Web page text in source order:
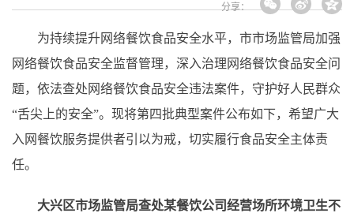
分享：
为持续提升网络餐饮食品安全水平，市市场监管局加强
网络餐饮食品安全监督管理，深入治理网络餐饮食品安全问
题，依法查处网络餐饮食品安全违法案件，守护好人民群众
“舌尖上的安全”。现将第四批典型案件公布如下，希望广大
入网餐饮服务提供者引以为戒，切实履行食品安全主体责
任。
大兴区市场监管局查处某餐饮公司经营场所环境卫生不